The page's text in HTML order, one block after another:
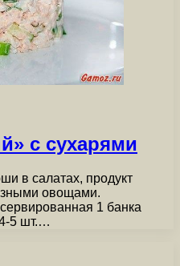
с сухарями
в салатах, продукт
овощами.
1 банка
5 шт.…